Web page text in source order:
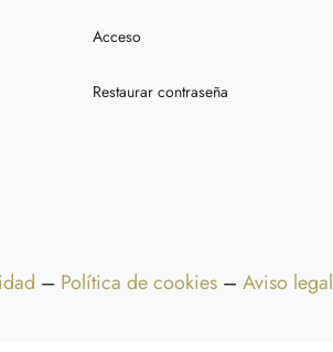
Acceso
Restaurar contraseña
– Política de cookies– Aviso legal